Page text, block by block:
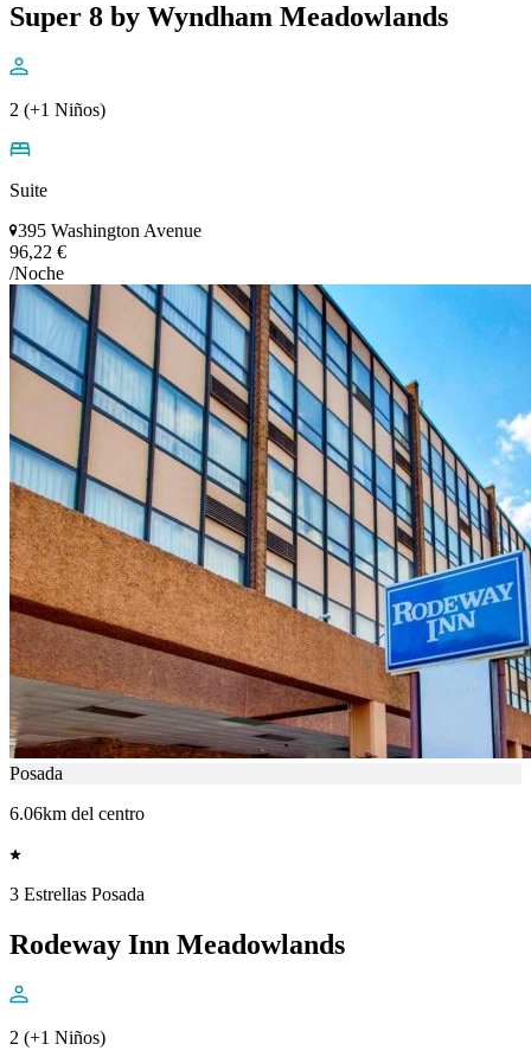
Super 8 by Wyndham Meadowlands
2 (+1 Niños)
Suite
395 Washington Avenue
96,22 €
/Noche
Posada
6.06km del centro
3 Estrellas Posada
Rodeway Inn Meadowlands
2 (+1 Niños)